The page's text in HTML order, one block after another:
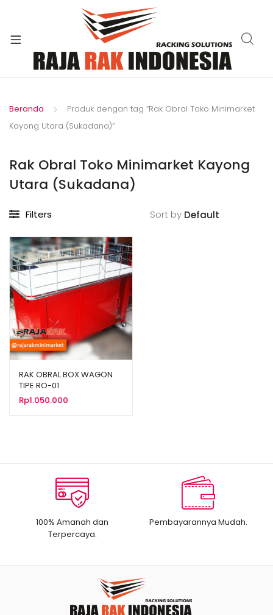
Beranda
Produk dengan tag “Rak Obral Toko Minimarket
Kayong Utara (Sukadana)”
Rak Obral Toko Minimarket Kayong
Utara (Sukadana)
Filters Sort by
RAK OBRAL BOX WAGON
TIPE RO-01
Rp1.050.000
100% Amanah dan
Terpercaya.
Pembayarannya Mudah.